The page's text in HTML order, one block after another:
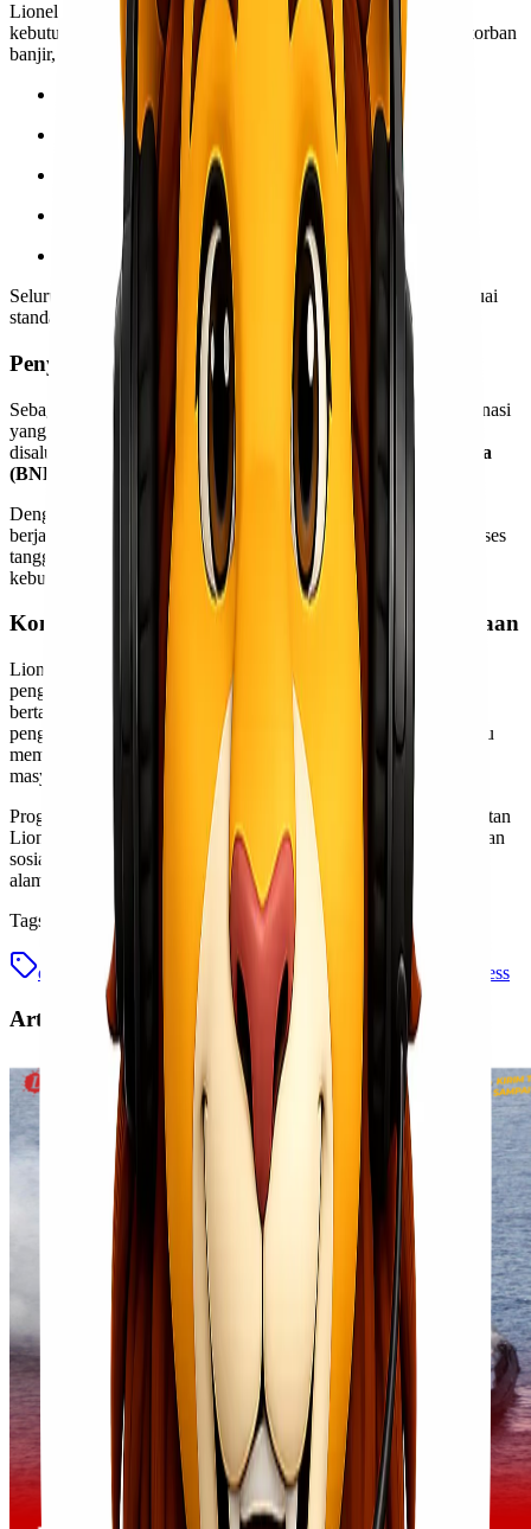
Lionel Express membuka donasi dalam bentuk barang dan
kebutuhan logistik yang saat ini sangat dibutuhkan oleh para korban
banjir, antara lain:
Pakaian layak pakai dan selimut
Makanan siap saji dan bahan makanan pokok
Perlengkapan bayi
Obat-obatan dan perlengkapan P3K
Perlengkapan kebersihan dan sanitasi
Seluruh donasi yang terkumpul akan dikemas dan diproses sesuai
standar pengiriman sebelum disalurkan ke pihak terkait.
Penyaluran Donasi Melalui Program BNPB
Sebagai bentuk sinergi dengan lembaga pemerintah, seluruh donasi
yang telah dikirimkan melalui Lionel Express nantinya akan
disalurkan kepada
Badan Nasional Penanggulangan Bencana
(BNPB)
untuk korban banjir di Sumatera dan Aceh.
Dengan mekanisme ini, penyaluran bantuan diharapkan dapat
berjalan lebih terkoordinasi, tepat sasaran, serta mendukung proses
tanggap darurat dan pemulihan pascabencana sesuai dengan
kebutuhan di lapangan.
Komitmen Lionel Express dalam Aksi Kemanusiaan
Lionel Express memastikan bahwa proses pengumpulan,
pengiriman, hingga penyaluran bantuan dilakukan secara
bertanggung jawab dan transparan. Dengan pengalaman dalam
pengiriman logistik antardaerah, perusahaan berupaya membantu
mempercepat distribusi bantuan agar dapat segera diterima oleh
masyarakat yang membutuhkan melalui jalur resmi.
Program donasi ini merupakan bagian dari komitmen berkelanjutan
Lionel Express untuk terus hadir dan berkontribusi dalam kegiatan
sosial serta aksi kemanusiaan, khususnya dalam situasi bencana
alam.
Tags
donasi banjir donasi bantuan korban banjir lionel express
Artikel Terkait